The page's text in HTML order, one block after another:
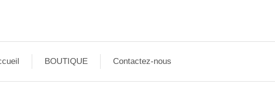
BOUTIQUE Contactez-nous